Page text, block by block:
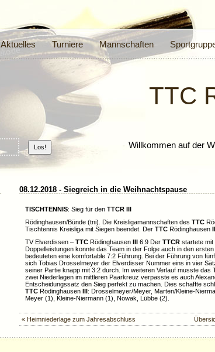
Aktuelles Turniere Mannschaften
TTC
Willkommen auf der
08.12.2018 - Siegreich in die Weihnachtspause
TISCHTENNIS: Sieg für den TTCR III
Rödinghausen/Bünde (tni). Die Kreisligamannschaften des TTC
Tischtennis Kreisliga mit Siegen beendet. Der TTC Rödinghausen
TV Elverdissen – TTC Rödinghausen III 6:9 Der TTCR startete mit
Doppelleistungen konnte das Team in der Folge auch in den
bedeuteten eine komfortable 7:2 Führung. Bei der Führung von
sich Tobias Drosselmeyer der Elverdisser Nummer eins in vier
seiner Partie knapp mit 3:2 durch. Im weiteren Verlauf musste
zwei Niederlagen im mittleren Paarkreuz verpasste es auch
Entscheidungssatz den Sieg perfekt zu machen. Dies schaffte
TTC Rödinghausen III: Drosselmeyer/Meyer, Marten/Kleine-
Meyer (1), Kleine-Niermann (1), Nowak, Lübbe (2).
« Heimniederlage zum Jahresabschluss